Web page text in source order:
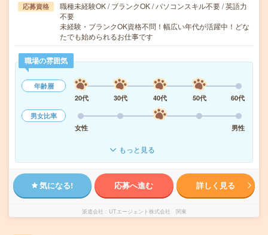
応募資格
職種未経験OK / ブランクOK / パソコンスキル不要 / 英語力
不要
未経験・ブランクOK資格不問！幅広い年代が活躍中！どな
たでも始められるお仕事です
職場の雰囲気
年齢層
20代
30代 40代 50代
60代
男女比率
女性
男性
もっと見る
気になる! 応募へ進む 詳しく見る
派遣会社 UTエージェント株式会社 関東